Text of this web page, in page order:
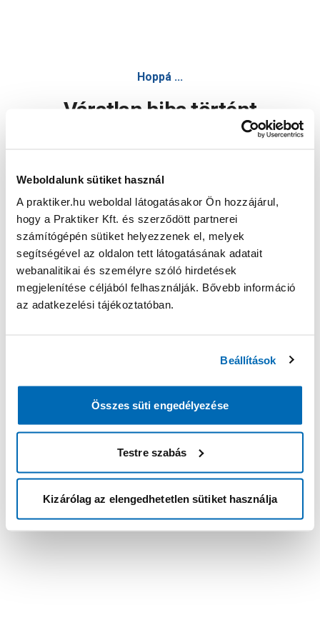
Weboldalunk sütiket használ
A praktiker.hu weboldal látogatásakor Ön hozzájárul,
hogy a Praktiker Kft. és szerződött partnerei
számítógépén sütiket helyezzenek el, melyek
segítségével az oldalon tett látogatásának adatait
webanalitikai és személyre szóló hirdetések
megjelenítése céljából felhasználják. Bővebb információ
az adatkezelési tájékoztatóban.
Beállítások
Összes süti engedélyezése
Testre szabás
Kizárólag az elengedhetetlen sütiket használja
Hoppá ...
Váratlan hiba történt
Oldal újratöltése